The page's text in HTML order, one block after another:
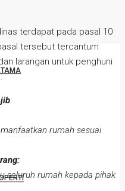
terdapat pada pasal 10
tersebut tercantum
larangan untuk penghuni
:
rumah sesuai
seluruh rumah kepada pihak